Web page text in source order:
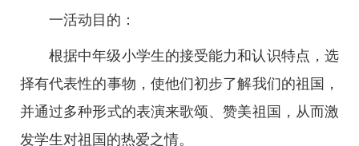
一活动目的：
根据中年级小学生的接受能力和认识特点，选
择有代表性的事物，使他们初步了解我们的祖国，
并通过多种形式的表演来歌颂、赞美祖国，从而激
发学生对祖国的热爱之情。